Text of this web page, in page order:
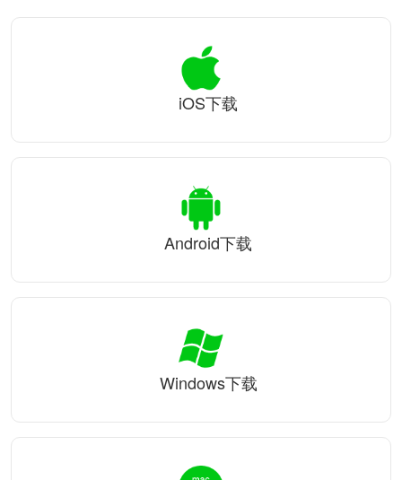
iOS下载
Android下载
Windows下载